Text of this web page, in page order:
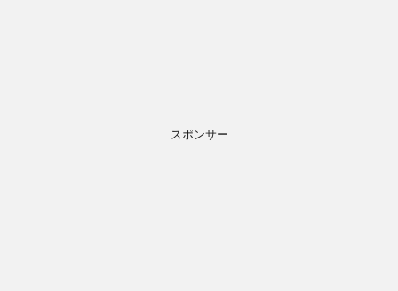
スポンサー